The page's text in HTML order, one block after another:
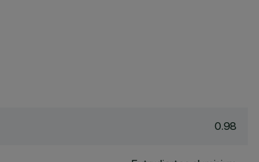
0.98